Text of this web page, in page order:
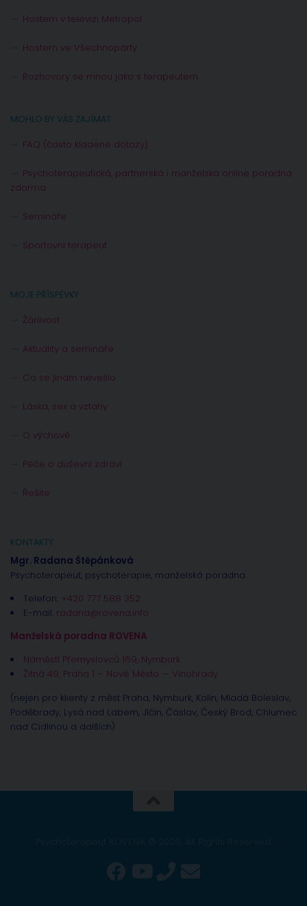
Hostem v televizi Metropol
Hostem ve Všechnopárty
Rozhovory se mnou jako s terapeutem
MOHLO BY VÁS ZAJÍMAT
FAQ (často kladené dotazy)
Psychoterapeutická, partnerská i manželská online poradna
zdarma
Semináře
Sportovní terapeut
MOJE PŘÍSPĚVKY
Žárlivost
Aktuality a semináře
Co se jinam nevešlo
Láska, sex a vztahy
O výchově
Péče o duševní zdraví
Řešíte
KONTAKTY
Mgr. Radana Štěpánková
Psychoterapeut, psychoterapie, manželská poradna
Telefon: +420 777 588 352
E-mail: radana@rovena.info
Manželská poradna ROVENA
Náměstí Přemyslovců 169, Nymburk
Žitná 49, Praha 1 – Nové Město — Vinohrady
(nejen pro klienty z měst Praha, Nymburk, Kolín, Mladá Boleslav,
Poděbrady, Lysá nad Labem, Jíčín, Čáslav, Český Brod, Chlumec
nad Cidlinou a dalších)